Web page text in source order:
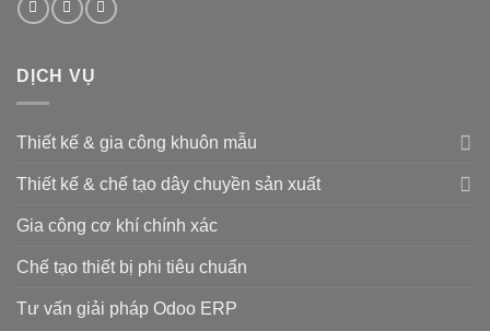
DỊCH VỤ
Thiết kế & gia công khuôn mẫu
Thiết kế & chế tạo dây chuyền sản xuất
Gia công cơ khí chính xác
Chế tạo thiết bị phi tiêu chuẩn
Tư vấn giải pháp Odoo ERP